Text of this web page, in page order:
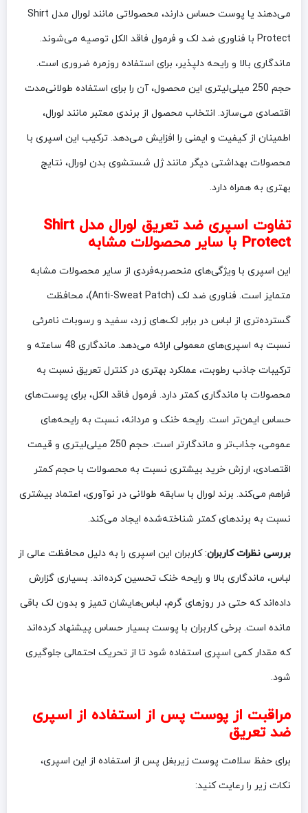
می‌دهند یا پوست حساس دارند، محصولاتی مانند لورال مدل Shirt
Protect با فناوری ضد لک و فرمول فاقد الکل توصیه می‌شوند.
ماندگاری بالا و رایحه دلپذیر، برای استفاده روزمره ضروری است.
حجم 250 میلی‌لیتری این محصول، آن را برای استفاده طولانی‌مدت
اقتصادی می‌سازد. انتخاب محصول از برندی معتبر مانند لورال،
اطمینان از کیفیت و ایمنی را افزایش می‌دهد. ترکیب این اسپری با
محصولات بهداشتی دیگر مانند ژل شستشوی بدن لورال، نتایج
بهتری به همراه دارد.
تفاوت اسپری ضد تعریق لورال مدل Shirt
Protect با سایر محصولات مشابه
این اسپری با ویژگی‌های منحصربه‌فردی از سایر محصولات مشابه
متمایز است. فناوری ضد لک (Anti-Sweat Patch)، محافظت
گسترده‌تری از لباس در برابر لک‌های زرد، سفید و رسوبات نامرئی
نسبت به اسپری‌های معمولی ارائه می‌دهد. ماندگاری 48 ساعته و
ترکیبات جاذب رطوبت، عملکرد بهتری در کنترل تعریق نسبت به
محصولات با ماندگاری کمتر دارد. فرمول فاقد الکل، برای پوست‌های
حساس ایمن‌تر است. رایحه خنک و مردانه، نسبت به رایحه‌های
عمومی، جذاب‌تر و ماندگارتر است. حجم 250 میلی‌لیتری و قیمت
اقتصادی، ارزش خرید بیشتری نسبت به محصولات با حجم کمتر
فراهم می‌کند. برند لورال با سابقه طولانی در نوآوری، اعتماد بیشتری
نسبت به برندهای کمتر شناخته‌شده ایجاد می‌کند.
بررسی نظرات کاربران: کاربران این اسپری را به دلیل محافظت عالی از
لباس، ماندگاری بالا و رایحه خنک تحسین کرده‌اند. بسیاری گزارش
داده‌اند که حتی در روزهای گرم، لباس‌هایشان تمیز و بدون لک باقی
مانده است. برخی کاربران با پوست بسیار حساس پیشنهاد کرده‌اند
که مقدار کمی اسپری استفاده شود تا از تحریک احتمالی جلوگیری
شود.
مراقبت از پوست پس از استفاده از اسپری
ضد تعریق
برای حفظ سلامت پوست زیربغل پس از استفاده از این اسپری،
نکات زیر را رعایت کنید: